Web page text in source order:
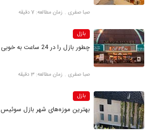
صبا صفری زمان مطالعه: 7 دقیقه
بازل
چطور بازل را در 24 ساعت به خوبی بگردیم؟
صبا صفری زمان مطالعه: 3 دقیقه
بازل
بهترین موزه‌های شهر بازل سوئیس